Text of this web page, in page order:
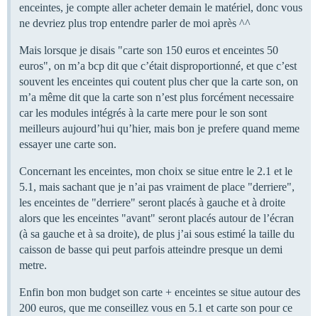
enceintes, je compte aller acheter demain le matériel, donc vous
ne devriez plus trop entendre parler de moi après ^^
Mais lorsque je disais "carte son 150 euros et enceintes 50
euros", on m’a bcp dit que c’était disproportionné, et que c’est
souvent les enceintes qui coutent plus cher que la carte son, on
m’a même dit que la carte son n’est plus forcément necessaire
car les modules intégrés à la carte mere pour le son sont
meilleurs aujourd’hui qu’hier, mais bon je prefere quand meme
essayer une carte son.
Concernant les enceintes, mon choix se situe entre le 2.1 et le
5.1, mais sachant que je n’ai pas vraiment de place "derriere",
les enceintes de "derriere" seront placés à gauche et à droite
alors que les enceintes "avant" seront placés autour de l’écran
(à sa gauche et à sa droite), de plus j’ai sous estimé la taille du
caisson de basse qui peut parfois atteindre presque un demi
metre.
Enfin bon mon budget son carte + enceintes se situe autour des
200 euros, que me conseillez vous en 5.1 et carte son pour ce